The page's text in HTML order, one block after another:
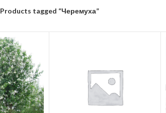
Products tagged “Черемуха”